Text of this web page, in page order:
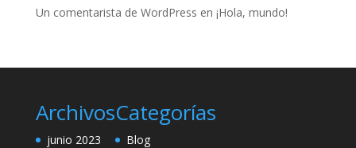
Un comentarista de WordPress en ¡Hola, mundo!
Archivos
junio 2023
Categorías
Blog